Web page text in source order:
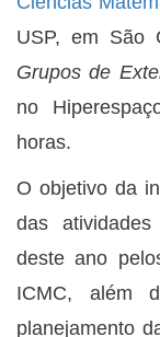
USP, em São
Grupos de
no
horas.
O objetivo da
das
deste ano
ICMC, além
planejamento